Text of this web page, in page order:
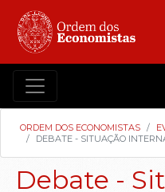
ORDEM DOS ECONOMISTAS
DEBATE - SITUAÇÃO
Debate -